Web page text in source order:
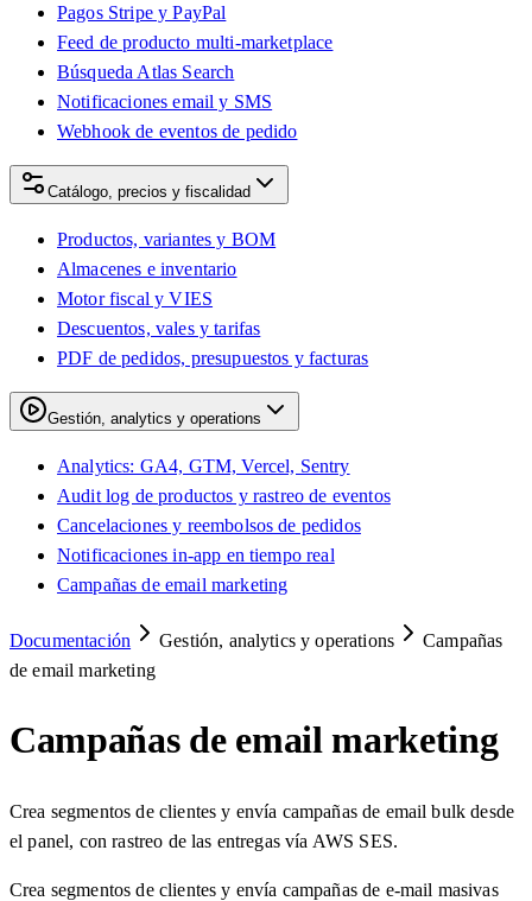
Pagos Stripe y PayPal
Feed de producto multi-marketplace
Búsqueda Atlas Search
Notificaciones email y SMS
Webhook de eventos de pedido
Catálogo, precios y fiscalidad
Productos, variantes y BOM
Almacenes e inventario
Motor fiscal y VIES
Descuentos, vales y tarifas
PDF de pedidos, presupuestos y facturas
Gestión, analytics y operations
Analytics: GA4, GTM, Vercel, Sentry
Audit log de productos y rastreo de eventos
Cancelaciones y reembolsos de pedidos
Notificaciones in-app en tiempo real
Campañas de email marketing
Documentación Gestión, analytics y operations
Campañas
de email marketing
Campañas de email marketing
Crea segmentos de clientes y envía campañas de email bulk desde
el panel, con rastreo de las entregas vía AWS SES.
Crea segmentos de clientes y envía campañas de e-mail masivas